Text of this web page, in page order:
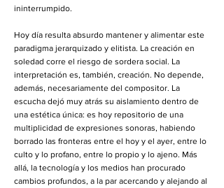
ininterrumpido.
Hoy día resulta absurdo mantener y alimentar este
paradigma jerarquizado y elitista. La creación en
soledad corre el riesgo de sordera social. La
interpretación es, también, creación. No depende,
además, necesariamente del compositor. La
escucha dejó muy atrás su aislamiento dentro de
una estética única: es hoy repositorio de una
multiplicidad de expresiones sonoras, habiendo
borrado las fronteras entre el hoy y el ayer, entre lo
culto y lo profano, entre lo propio y lo ajeno. Más
allá, la tecnología y los medios han procurado
cambios profundos, a la par acercando y alejando al